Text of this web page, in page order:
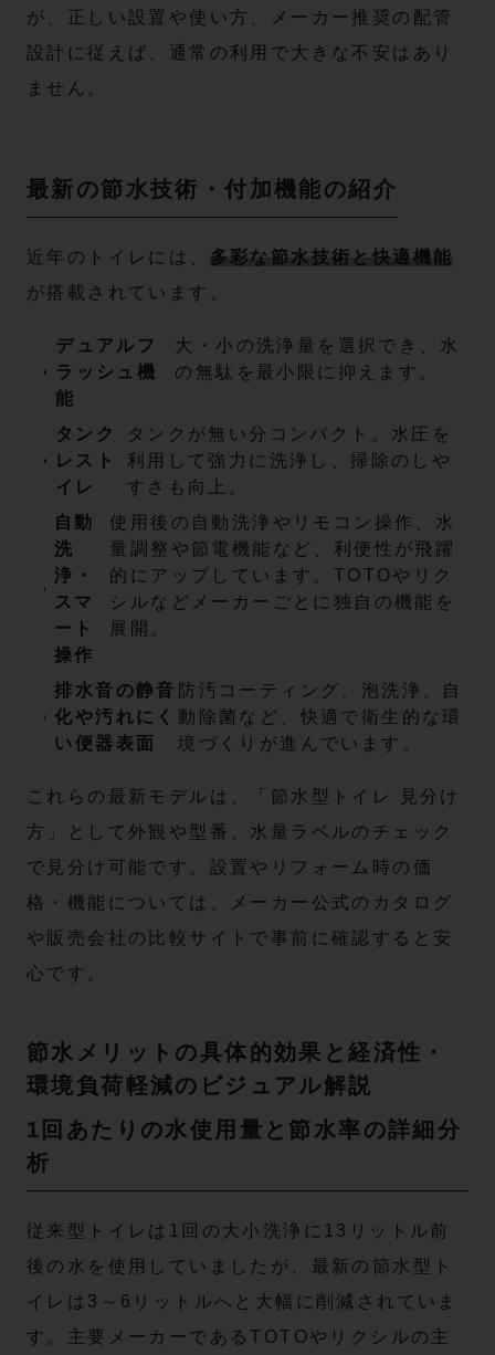
が、正しい設置や使い方、メーカー推奨の配管
設計に従えば、通常の利用で大きな不安はあり
ません。
最新の節水技術・付加機能の紹介
近年のトイレには、 多彩な節水技術と快適機能
が搭載されています。
デュアルフ
ラッシュ機
能
大・小の洗浄量を選択でき、水
の無駄を最小限に抑えます。
タンク
レスト
イレ
タンクが無い分コンパクト。水圧を
利用して強力に洗浄し、掃除のしや
すさも向上。
自動
洗
浄・
スマ
ート
操作
使用後の自動洗浄やリモコン操作、水
量調整や節電機能など、利便性が飛躍
的にアップしています。TOTOやリク
シルなどメーカーごとに独自の機能を
展開。
排水音の静音
化や汚れにく
い便器表面
防汚コーティング、泡洗浄、自
動除菌など、快適で衛生的な環
境づくりが進んでいます。
これらの最新モデルは、「節水型トイレ 見分け
方」として外観や型番、水量ラベルのチェック
で見分け可能です。設置やリフォーム時の価
格・機能については、メーカー公式のカタログ
や販売会社の比較サイトで事前に確認すると安
心です。
節水メリットの具体的効果と経済性・
環境負荷軽減のビジュアル解説
1回あたりの水使用量と節水率の詳細分
析
従来型トイレは1回の大小洗浄に13リットル前
後の水を使用していましたが、最新の節水型ト
イレは3～6リットルへと大幅に削減されていま
す。主要メーカーであるTOTOやリクシルの主